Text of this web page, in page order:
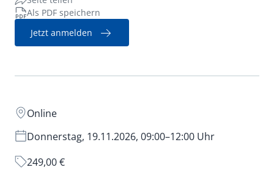
Jetzt anmelden
Als PDF speichern
Online
Donnerstag, 19.11.2026, 09:00–12:00 Uhr
249,00 €